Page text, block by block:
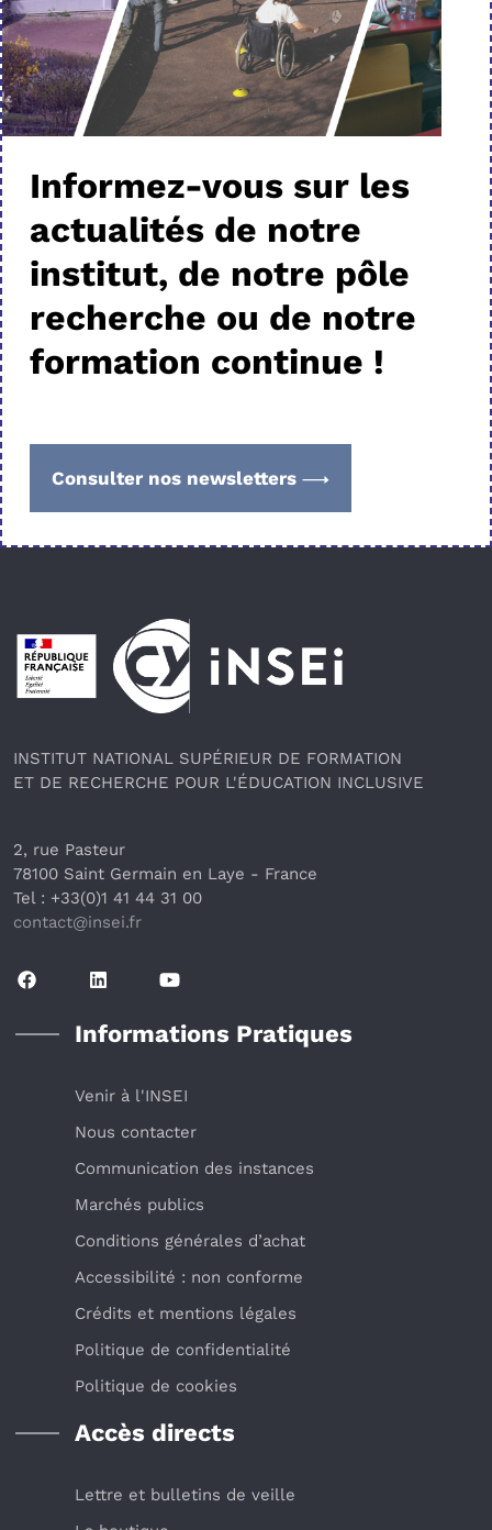
Informez-vous sur les
actualités de notre
institut, de notre pôle
recherche ou de notre
formation continue !
Consulter nos newsletters
Pied de page
INSTITUT NATIONAL SUPÉRIEUR DE FORMATION
ET DE RECHERCHE POUR L'ÉDUCATION INCLUSIVE
2, rue Pasteur
78100 Saint Germain en Laye - France
Tel : +33(0)1 41 44 31 00
contact@insei.fr
Informations Pratiques
Venir à l'INSEI
Nous contacter
Communication des instances
Marchés publics
Conditions générales d’achat
Accessibilité : non conforme
Crédits et mentions légales
Politique de confidentialité
Politique de cookies
Accès directs
Lettre et bulletins de veille